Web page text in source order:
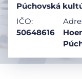
Púchovská
IČO:
50648616